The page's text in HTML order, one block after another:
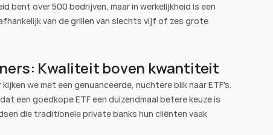
bent over 500 bedrijven, maar in werkelijkheid is een
van de grillen van slechts vijf of zes grote
Kwaliteit boven kwantiteit
we met een genuanceerde, nuchtere blik naar ETF's.
een goedkope ETF een duizendmaal betere keuze is
die traditionele private banks hun cliënten vaak